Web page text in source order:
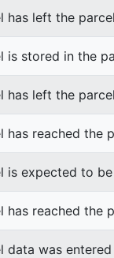
has left the
is stored in the
has left the
has reached the
is expected to
has reached the
data was